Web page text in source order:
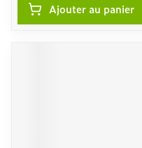
Ajouter au panier